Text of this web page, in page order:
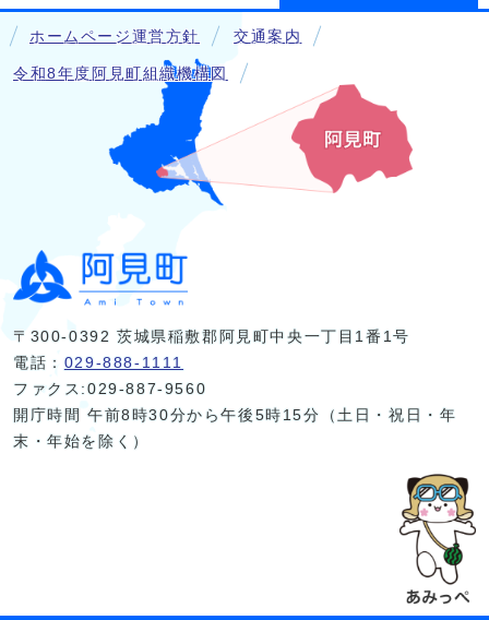
ホームページ運営方針 交通案内
令和8年度阿見町組織機構図
〒300-0392 茨城県稲敷郡阿見町中央一丁目1番1号
電話： 029-888-1111
ファクス:029-887-9560
開庁時間 午前8時30分から午後5時15分（土日・祝日・年
末・年始を除く）